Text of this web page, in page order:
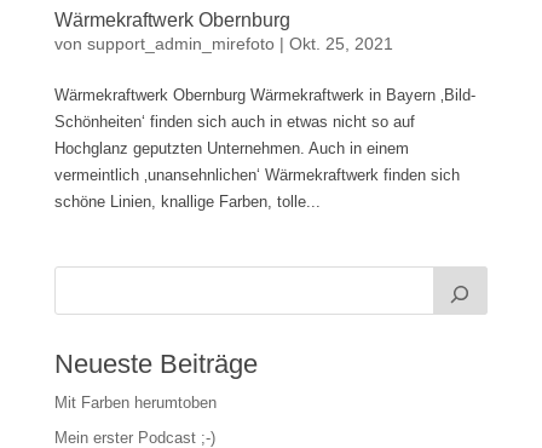
Wärmekraftwerk Obernburg
von support_admin_mirefoto| Okt. 25, 2021
Wärmekraftwerk Obernburg Wärmekraftwerk in Bayern ‚Bild-
Schönheiten‘ finden sich auch in etwas nicht so auf
Hochglanz geputzten Unternehmen. Auch in einem
vermeintlich ‚unansehnlichen‘ Wärmekraftwerk finden sich
schöne Linien, knallige Farben, tolle...
Neueste Beiträge
Mit Farben herumtoben
Mein erster Podcast ;-)